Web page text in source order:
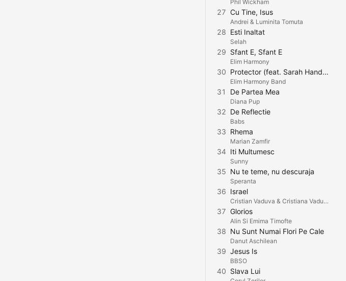
Phil Wickham
27 Cu Tine, Isus
Andrei & Luminita Tomuta
28 Esti Inaltat
Selah
29 Sfant E, Sfant E
Elim Harmony
30 Protector (feat. Sarah Handaric)
Elim Harmony Band
31 De Partea Mea
Diana Pup
32 De Reflectie
Babs
33 Rhema
Marian Zamfir
34 Iti Multumesc
Sunny
35 Nu te teme, nu descuraja
Speranta
36 Israel
Cristian Vaduva & Cristiana Vaduva
37 Glorios
Alin Si Emima Timofte
38 Nu Sunt Numai Flori Pe Cale
Danut Aschilean
39 Jesus Is
BBSO
40 Slava Lui